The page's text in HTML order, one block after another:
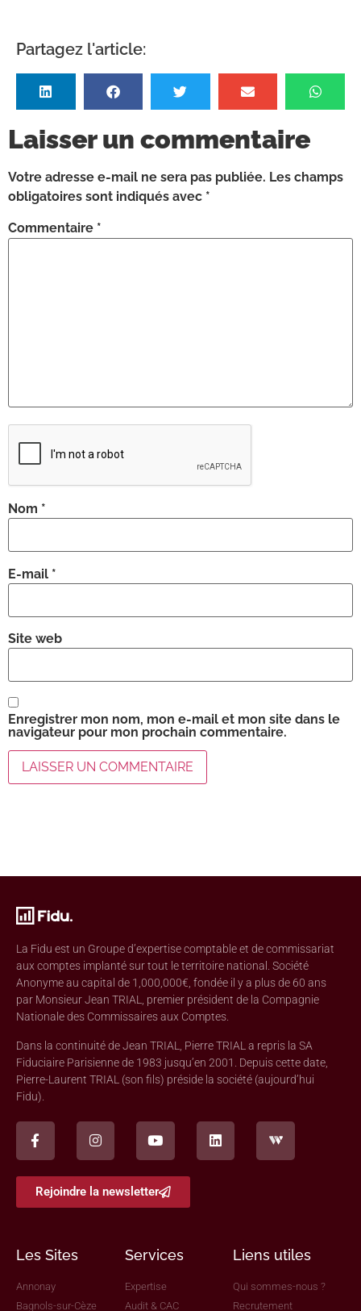
Partagez l'article:
Laisser un commentaire
Votre adresse e-mail ne sera pas publiée. Les champs
obligatoires sont indiqués avec *
Commentaire *
Nom *
E-mail *
Site web
Enregistrer mon nom, mon e-mail et mon site dans le
navigateur pour mon prochain commentaire.
La Fidu est un Groupe d’expertise comptable et de commissariat
aux comptes implanté sur tout le territoire national. Société
Anonyme au capital de 1,000,000€, fondée il y a plus de 60 ans
par Monsieur Jean TRIAL, premier président de la Compagnie
Nationale des Commissaires aux Comptes.
Dans la continuité de Jean TRIAL, Pierre TRIAL a repris la SA
Fiduciaire Parisienne de 1983 jusqu’en 2001. Depuis cette date,
Pierre-Laurent TRIAL (son fils) préside la société (aujourd’hui
Fidu).
Rejoindre la newsletter
Les Sites
Annonay
Bagnols-sur-Cèze
Services
Expertise
Audit & CAC
Liens utiles
Qui sommes-nous ?
Recrutement